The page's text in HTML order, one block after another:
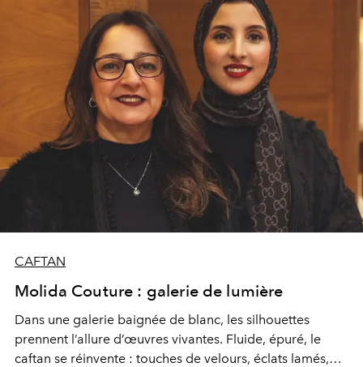
lumière qui s’en va.
CAFTAN
Molida Couture : galerie de lumière
Dans une galerie baignée de blanc, les silhouettes
prennent l’allure d’œuvres vivantes. Fluide, épuré, le
caftan se réinvente : touches de velours, éclats lamés,